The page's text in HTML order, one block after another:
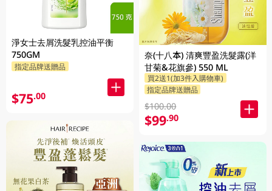
淨女士去屑洗髮乳控油平衡
750GM
指定品牌送贈品
$75.00
奈(十八本) 清爽豐盈洗髮露(洋
甘菊&花旗參) 550 ML
買2送1(加3件入購物車)
指定品牌送贈品
$100.00
$99.90